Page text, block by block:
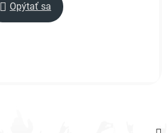
Opýtať sa